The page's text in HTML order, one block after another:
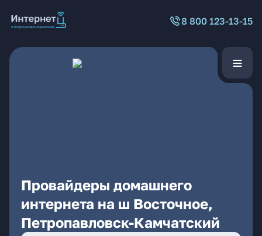
8 800 123-13-15
Провайдеры домашнего
интернета на ш Восточное,
Петропавловск-Камчатский